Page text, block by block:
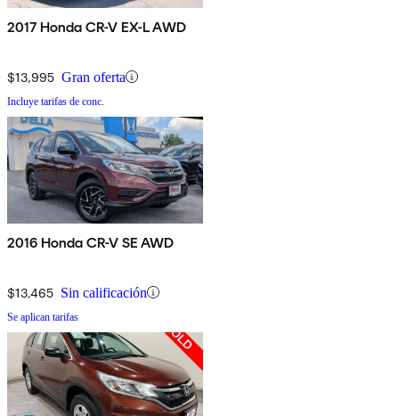
2017 Honda CR-V EX-L AWD
$13,995 Gran oferta
Incluye tarifas de conc.
2016 Honda CR-V SE AWD
$13,465 Sin calificación
Se aplican tarifas